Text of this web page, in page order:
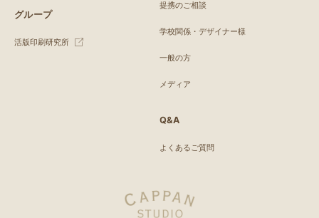
グループ
活版印刷研究所
提携のご相談
学校関係・デザイナー様
一般の方
メディア
Q&A
よくあるご質問